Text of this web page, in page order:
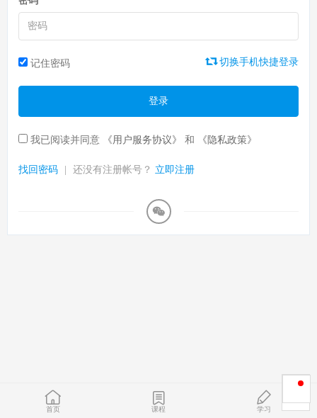
记住密码 切换手机快捷登录
登录
我已阅读并同意 《用户服务协议》 和 《隐私政策》
找回密码 还没有注册帐号？ 立即注册
首页 课程 学习